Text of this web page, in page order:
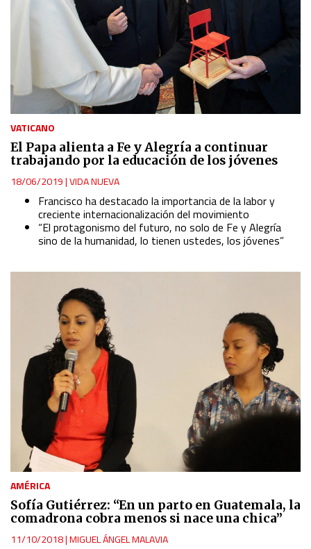
VATICANO
El Papa alienta a Fe y Alegría a continuar
trabajando por la educación de los jóvenes
18/06/2019|VIDA NUEVA
Francisco ha destacado la importancia de la labor y
creciente internacionalización del movimiento
“El protagonismo del futuro, no solo de Fe y Alegría
sino de la humanidad, lo tienen ustedes, los jóvenes”
AMÉRICA
Sofía Gutiérrez: “En un parto en Guatemala, la
comadrona cobra menos si nace una chica”
11/10/2018|MIGUEL ÁNGEL MALAVIA